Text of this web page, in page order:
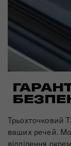
Трьохточковий
ваших речей.
відділення